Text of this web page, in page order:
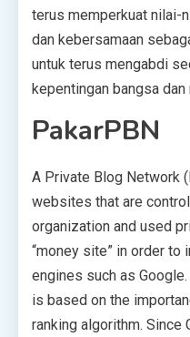
terus memperkuat nilai-
dan kebersamaan
untuk terus mengabdi
kepentingan bangsa dan
PakarPBN
A Private Blog Network
websites that are
organization and used
“money site” in order to
engines such as
is based on the
ranking algorithm.